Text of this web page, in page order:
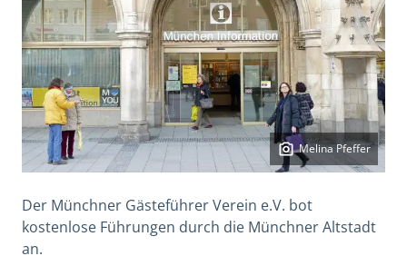
Melina Pfeffer
Der Münchner Gästeführer Verein e.V. bot
kostenlose Führungen durch die Münchner Altstadt
an.